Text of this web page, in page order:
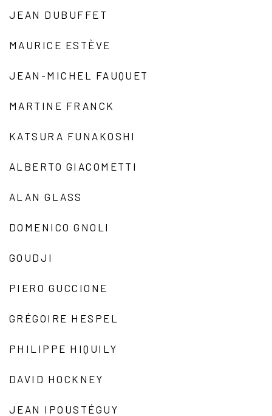
JEAN DUBUFFET
MAURICE ESTÈVE
JEAN-MICHEL FAUQUET
MARTINE FRANCK
KATSURA FUNAKOSHI
ALBERTO GIACOMETTI
ALAN GLASS
DOMENICO GNOLI
GOUDJI
PIERO GUCCIONE
GRÉGOIRE HESPEL
PHILIPPE HIQUILY
DAVID HOCKNEY
JEAN IPOUSTÉGUY